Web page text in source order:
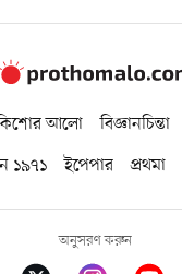
আলো বিজ্ঞানচিন্তা
১৯৭১ ইপেপার প্রথমা
অনুসরণ করুন